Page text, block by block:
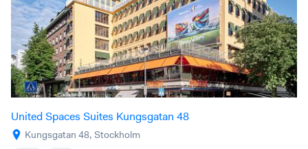
United Spaces Suites Kungsgatan 48
Kungsgatan 48, Stockholm